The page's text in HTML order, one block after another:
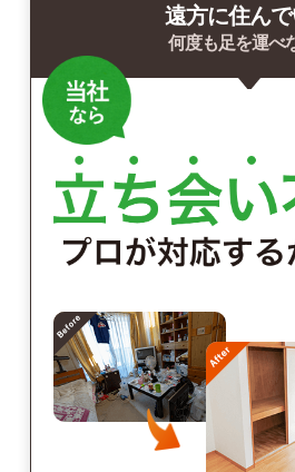
遠方に住ん
何度も足を運べ